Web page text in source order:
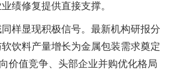
绩修复提供直接支撑。
样显现积极信号。最新机构研报分
饮料产量增长为金属包装需求奠定
价值竞争、头部企业并购优化格局